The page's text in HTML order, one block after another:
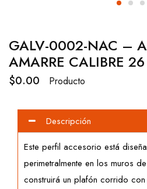
GALV-0002-NAC –
AMARRE CALIBRE
$0.00 Producto
Descripción
Este perfil accesorio está
perimetralmente en los muros
construirá un plafón corrido